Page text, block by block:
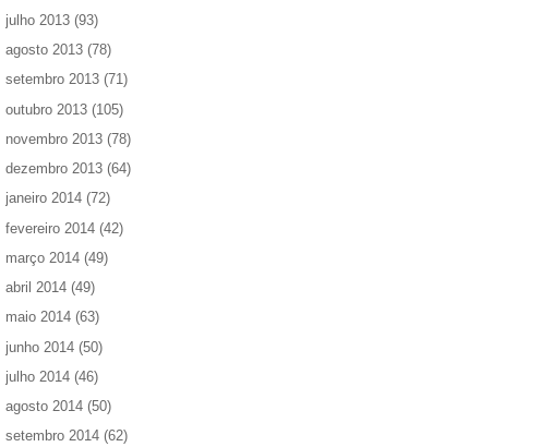
julho 2013 (93)
agosto 2013 (78)
setembro 2013 (71)
outubro 2013 (105)
novembro 2013 (78)
dezembro 2013 (64)
janeiro 2014 (72)
fevereiro 2014 (42)
março 2014 (49)
abril 2014 (49)
maio 2014 (63)
junho 2014 (50)
julho 2014 (46)
agosto 2014 (50)
setembro 2014 (62)